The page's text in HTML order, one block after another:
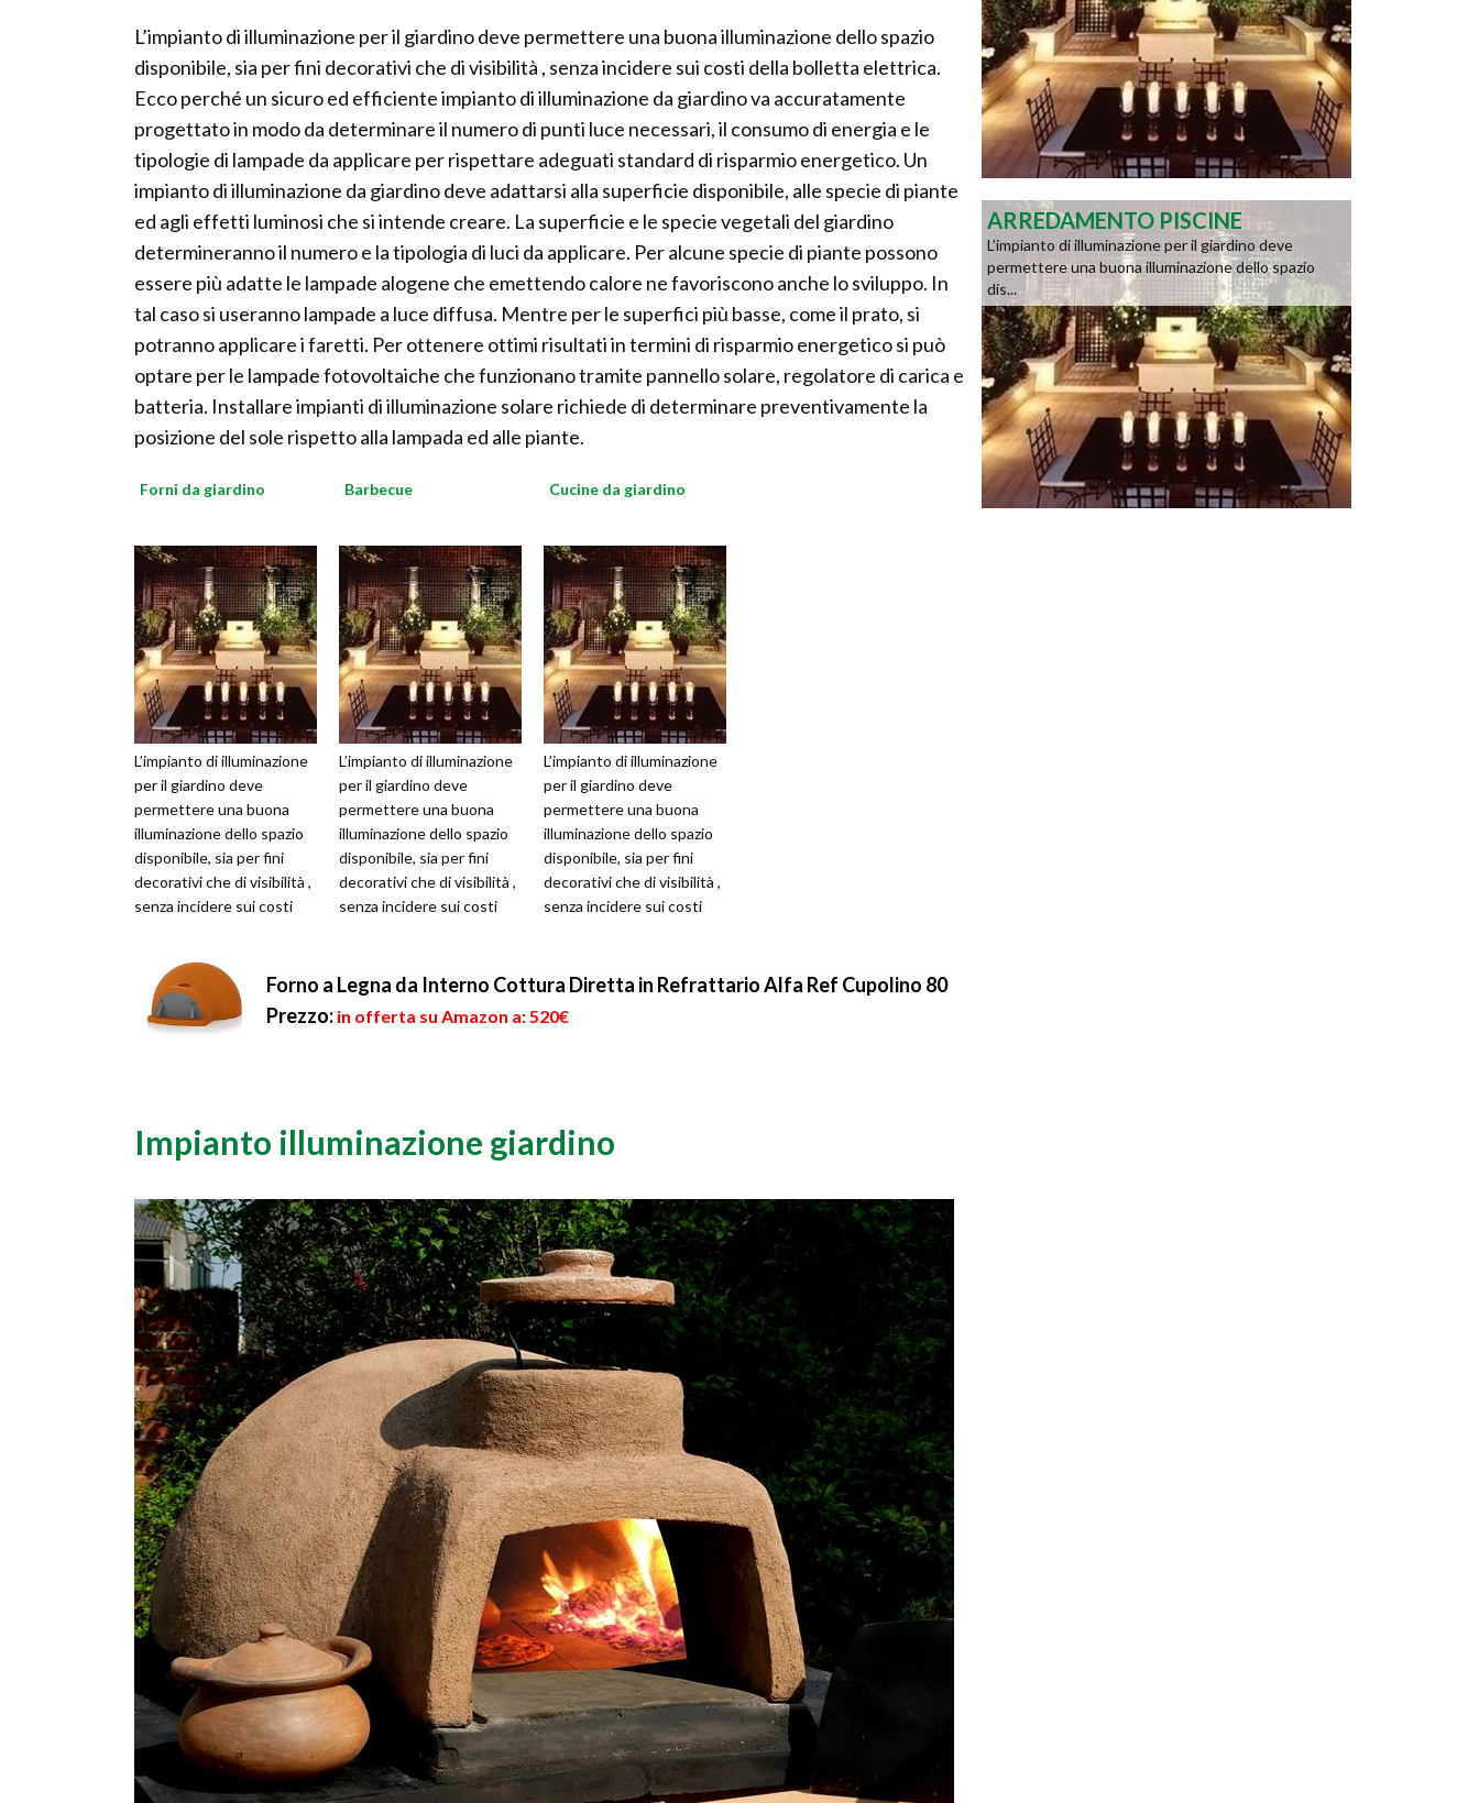
L’impianto di illuminazione per il giardino deve permettere una buona illuminazione dello spazio
disponibile, sia per fini decorativi che di visibilità , senza incidere sui costi della bolletta elettrica.
Ecco perché un sicuro ed efficiente impianto di illuminazione da giardino va accuratamente
progettato in modo da determinare il numero di punti luce necessari, il consumo di energia e le
tipologie di lampade da applicare per rispettare adeguati standard di risparmio energetico. Un
impianto di illuminazione da giardino deve adattarsi alla superficie disponibile, alle specie di piante
ed agli effetti luminosi che si intende creare. La superficie e le specie vegetali del giardino
determineranno il numero e la tipologia di luci da applicare. Per alcune specie di piante possono
essere più adatte le lampade alogene che emettendo calore ne favoriscono anche lo sviluppo. In
tal caso si useranno lampade a luce diffusa. Mentre per le superfici più basse, come il prato, si
potranno applicare i faretti. Per ottenere ottimi risultati in termini di risparmio energetico si può
optare per le lampade fotovoltaiche che funzionano tramite pannello solare, regolatore di carica e
batteria. Installare impianti di illuminazione solare richiede di determinare preventivamente la
posizione del sole rispetto alla lampada ed alle piante.
Forni da giardino
L’impianto di illuminazione
per il giardino deve
permettere una buona
illuminazione dello spazio
disponibile, sia per fini
decorativi che di visibilità ,
senza incidere sui costi
Barbecue
L’impianto di illuminazione
per il giardino deve
permettere una buona
illuminazione dello spazio
disponibile, sia per fini
decorativi che di visibilità ,
senza incidere sui costi
Cucine da giardino
L’impianto di illuminazione
per il giardino deve
permettere una buona
illuminazione dello spazio
disponibile, sia per fini
decorativi che di visibilità ,
senza incidere sui costi
Forno a Legna da Interno Cottura Diretta in Refrattario Alfa Ref Cupolino 80
Prezzo: in offerta su Amazon a: 520€
Impianto illuminazione giardino
ARREDAMENTO PISCINE
L’impianto di illuminazione per il giardino deve
permettere una buona illuminazione dello spazio
dis...